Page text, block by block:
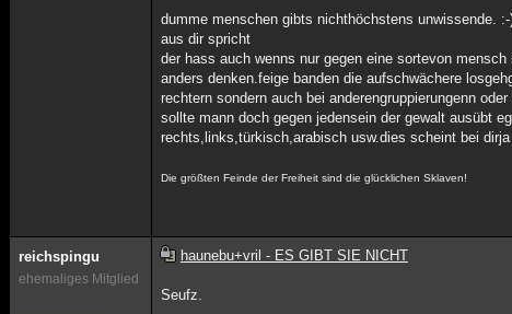
dumme menschen gibts nichthöchstens unwissende. :-
aus dir spricht
der hass auch wenns nur gegen eine sortevon
anders denken.feige banden die aufschwächere
rechtern sondern auch bei anderengruppierungenn
sollte mann doch gegen jedensein der gewalt ausübt
rechts,links,türkisch,arabisch usw.dies scheint bei
Die größten Feinde der Freiheit sind die glücklichen Sklaven!
reichspingu
ehemaliges Mitglied
haunebu+vril - ES GIBT SIE NICHT
Seufz.